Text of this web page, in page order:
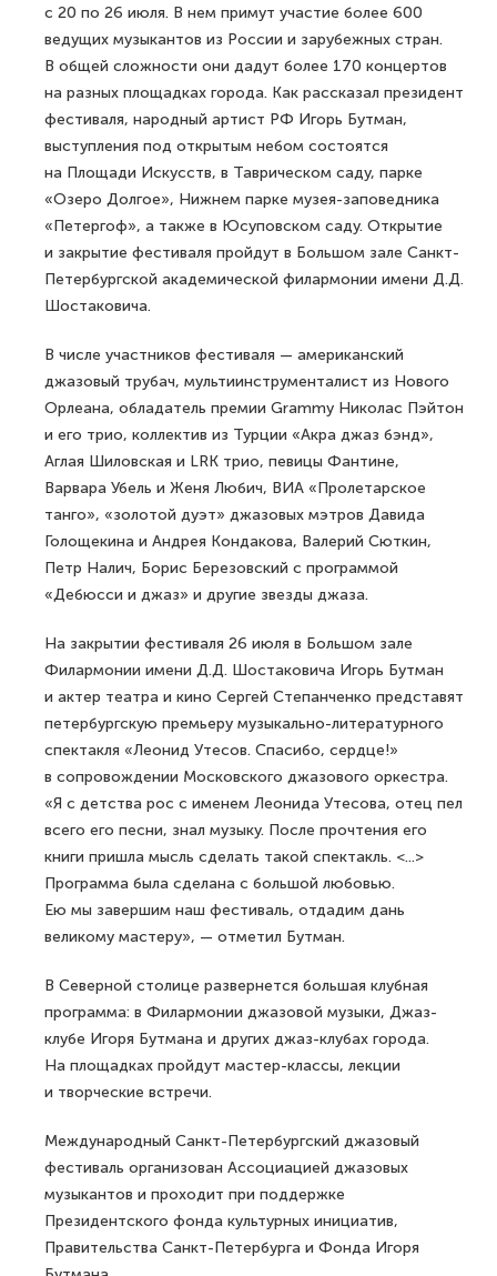
с 20 по 26 июля. В нем примут участие более 600
ведущих музыкантов из России и зарубежных стран.
В общей сложности они дадут более 170 концертов
на разных площадках города. Как рассказал президент
фестиваля, народный артист РФ Игорь Бутман,
выступления под открытым небом состоятся
на Площади Искусств, в Таврическом саду, парке
«Озеро Долгое», Нижнем парке музея-заповедника
«Петергоф», а также в Юсуповском саду. Открытие
и закрытие фестиваля пройдут в Большом зале Санкт-
Петербургской академической филармонии имени Д.Д.
Шостаковича.
В числе участников фестиваля — американский
джазовый трубач, мультиинструменталист из Нового
Орлеана, обладатель премии Grammy Николас Пэйтон
и его трио, коллектив из Турции «Акра джаз бэнд»,
Аглая Шиловская и LRK трио, певицы Фантине,
Варвара Убель и Женя Любич, ВИА «Пролетарское
танго», «золотой дуэт» джазовых мэтров Давида
Голощекина и Андрея Кондакова, Валерий Сюткин,
Петр Налич, Борис Березовский с программой
«Дебюсси и джаз» и другие звезды джаза.
На закрытии фестиваля 26 июля в Большом зале
Филармонии имени Д.Д. Шостаковича Игорь Бутман
и актер театра и кино Сергей Степанченко представят
петербургскую премьеру музыкально-литературного
спектакля «Леонид Утесов. Спасибо, сердце!»
в сопровождении Московского джазового оркестра.
«Я с детства рос с именем Леонида Утесова, отец пел
всего его песни, знал музыку. После прочтения его
книги пришла мысль сделать такой спектакль. <...>
Программа была сделана с большой любовью.
Ею мы завершим наш фестиваль, отдадим дань
великому мастеру», — отметил Бутман.
В Северной столице развернется большая клубная
программа: в Филармонии джазовой музыки, Джаз-
клубе Игоря Бутмана и других джаз-клубах города.
На площадках пройдут мастер-классы, лекции
и творческие встречи.
Международный Санкт-Петербургский джазовый
фестиваль организован Ассоциацией джазовых
музыкантов и проходит при поддержке
Президентского фонда культурных инициатив,
Правительства Санкт-Петербурга и Фонда Игоря